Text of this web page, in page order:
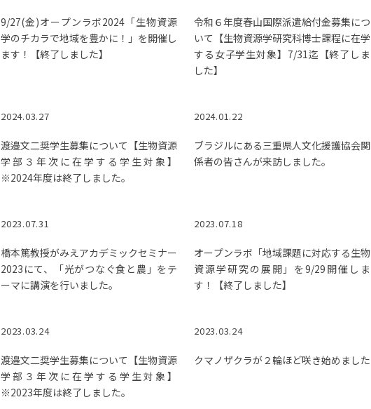
9/27(金)オープンラボ2024「生物資源
学のチカラで地域を豊かに！」を開催し
ます！【終了しました】
令和６年度春山国際派遣給付金募集につ
いて【生物資源学研究科博士課程に在学
する女子学生対象】7/31迄【終了しま
した】
2024.03.27
渡邉文二奨学生募集について【生物資源
学部３年次に在学する学生対象】
※2024年度は終了しました。
2024.01.22
ブラジルにある三重県人文化援護協会関
係者の皆さんが来訪しました。
2023.07.31
橋本篤教授がみえアカデミックセミナー
2023にて、「光がつなぐ食と農」をテ
ーマに講演を行いました。
2023.07.18
オープンラボ「地域課題に対応する生物
資源学研究の展開」を9/29開催しま
す！【終了しました】
2023.03.24
渡邉文二奨学生募集について【生物資源
学部３年次に在学する学生対象】
※2023年度は終了しました。
2023.03.24
クマノザクラが２輪ほど咲き始めました